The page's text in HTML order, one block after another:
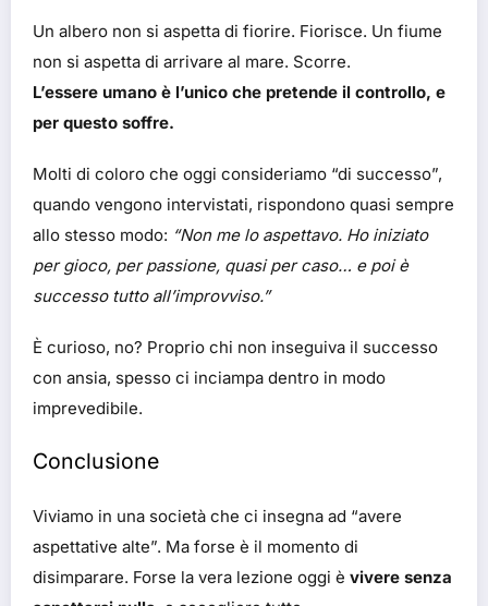
Un albero non si aspetta di fiorire. Fiorisce. Un fiume
non si aspetta di arrivare al mare. Scorre.
L’essere umano è l’unico che pretende il controllo, e
per questo soffre.
Molti di coloro che oggi consideriamo “di successo”,
quando vengono intervistati, rispondono quasi sempre
allo stesso modo: “Non me lo aspettavo. Ho iniziato
per gioco, per passione, quasi per caso… e poi è
successo tutto all’improvviso.”
È curioso, no? Proprio chi non inseguiva il successo
con ansia, spesso ci inciampa dentro in modo
imprevedibile.
Conclusione
Viviamo in una società che ci insegna ad “avere
aspettative alte”. Ma forse è il momento di
disimparare. Forse la vera lezione oggi è vivere senza